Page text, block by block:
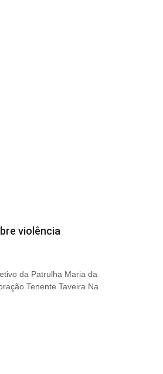
violência
da Patrulha Maria da
Tenente Taveira Na